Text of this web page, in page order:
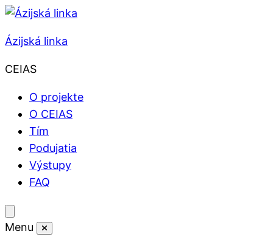
Skip to content
Ázijská linka
CEIAS
O projekte
O CEIAS
Tím
Podujatia
Výstupy
FAQ
Menu Close mobile menu